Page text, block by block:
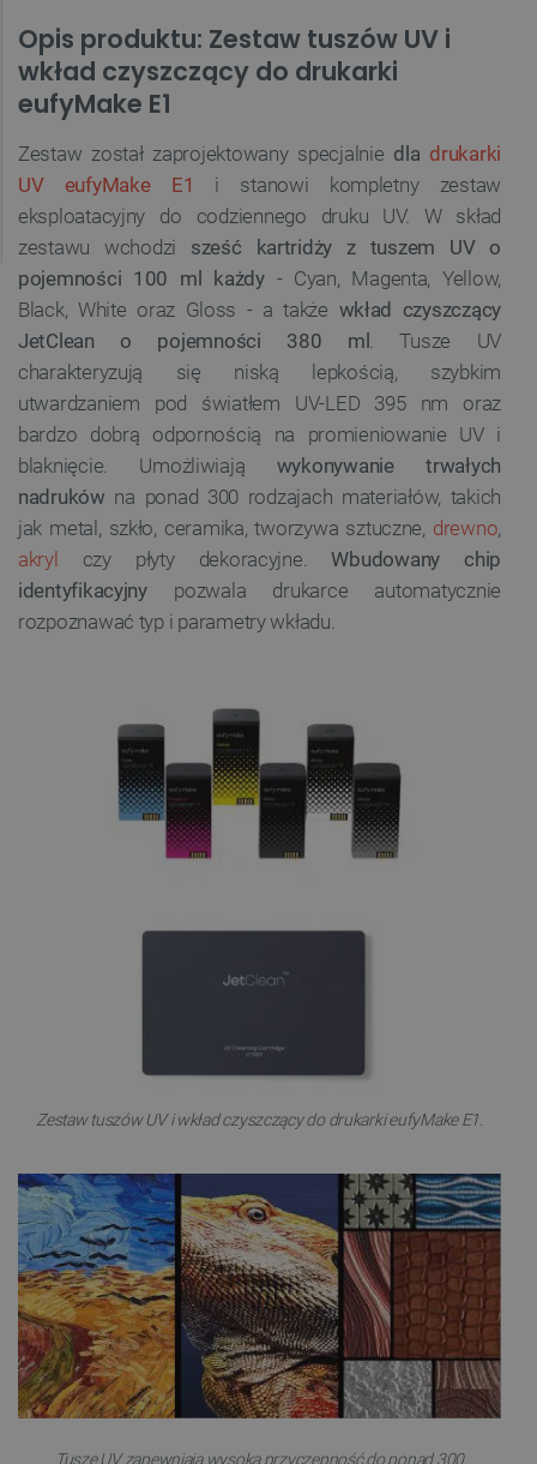
Opis produktu: Zestaw tuszów UV i
wkład czyszczący do drukarki
eufyMake E1
Zestaw został zaprojektowany specjalnie dla drukarki
UV eufyMake E1
i stanowi kompletny zestaw
eksploatacyjny do codziennego druku UV. W skład
zestawu wchodzi sześć kartridży z tuszem UV o
pojemności 100 ml każdy- Cyan, Magenta, Yellow,
Black, White oraz Gloss - a także wkład czyszczący
JetClean o pojemności 380 ml . Tusze UV
charakteryzują się niską lepkością, szybkim
utwardzaniem pod światłem UV-LED 395 nm oraz
bardzo dobrą odpornością na promieniowanie UV i
blaknięcie. Umożliwiają wykonywanie trwałych
nadruków na ponad 300 rodzajach materiałów, takich
jak metal, szkło, ceramika, tworzywa sztuczne, drewno,
akryl
czy płyty dekoracyjne.Wbudowany chip
identyfikacyjnypozwala drukarce automatycznie
rozpoznawać typ i parametry wkładu.
Zestaw tuszów UV i wkład czyszczący do drukarki eufyMake E1.
Tusze UV zapewniają wysoką przyczepność do ponad 300